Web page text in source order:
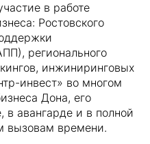
в работе
Ростовского
регионального
инжиниринговых
инвест» во многом
Дона, его
в авангарде и в полной
вызовам времени.